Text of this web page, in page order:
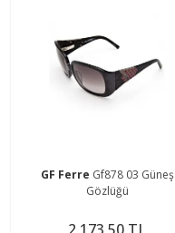
GF Ferre Gf878 03 Güneş
Gözlüğü
2.173,50 TL